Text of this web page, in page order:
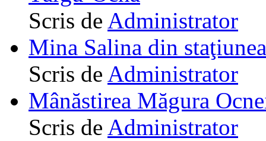
Scris de Administrator
Mina Salina din
Scris de Administrator
Mânăstirea Măgura
Scris de Administrator